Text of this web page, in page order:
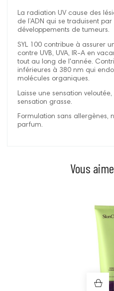
La radiation UV cause des
de l’ADN qui se traduisent
développements de tumeurs.
SYL 100 contribue à assurer
contre UVB, UVA, IR-A en
tout au long de l'année.
inférieures à 380 nm qui
molécules organiques.
Laisse une sensation
sensation grasse.
Formulation sans allergènes,
parfum.
Vous